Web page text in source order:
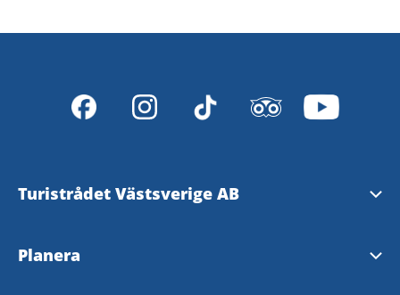
Turistrådet Västsverige AB
Tipsa om evenemang
Planera